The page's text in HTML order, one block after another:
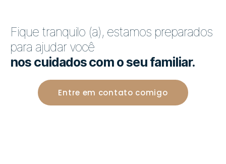
Fique tranquilo (a), estamos preparados
para ajudar você
nos cuidados com o seu familiar.
Entre em contato comigo